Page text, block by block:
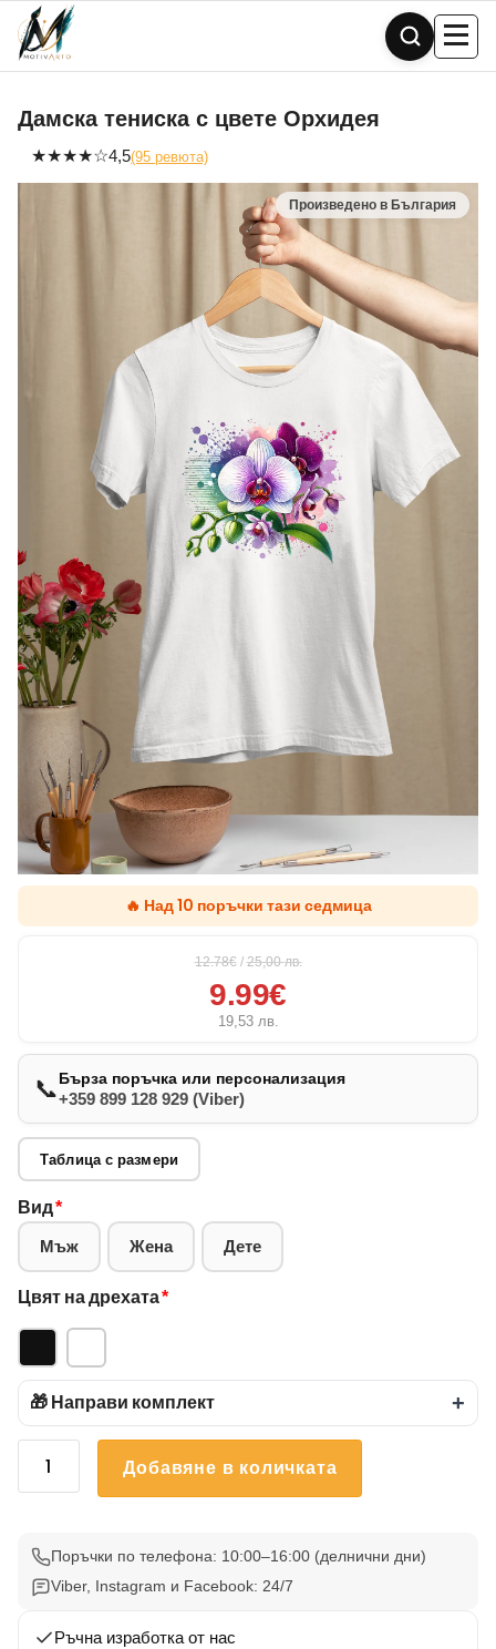
Skip
content
Дамска тениска с цвете Орхидея
★★★★☆4,5(95 ревюта)
🔥 Над 10 поръчки тази седмица
12.78€ / 25,00лв.
9.99€
19,53 лв.
📞Бърза поръчка или персонализация
+359 899 128 929 (Viber)
Таблица с размери
Вид*
Мъж Жена Дете
Цвят на дрехата*
🎁 Направи комплект +
количество
цвете
Добавяне в количката
Поръчки по телефона: 10:00–16:00 (делнични дни)
Viber, Instagram и Facebook: 24/7
Ръчна изработка от нас